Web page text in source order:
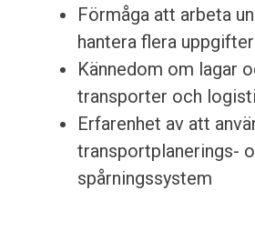
Förmåga att arbeta
hantera flera
Kännedom om lagar
transporter och
Erfarenhet av att
transportplanerings-
spårningssystem